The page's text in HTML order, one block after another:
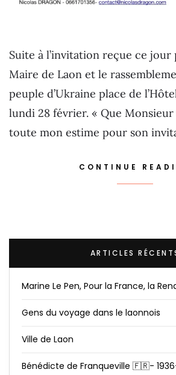
Suite à l’invitation reçue ce
Maire de Laon et le
peuple d’Ukraine place de
lundi 28 février. « Que
toute mon estime pour son
CONTINUE
ARTICLES
Marine Le Pen, Pour la France, la
Gens du voyage dans le laonnois
Ville de Laon
Bénédicte de Franqueville 🇫🇷-